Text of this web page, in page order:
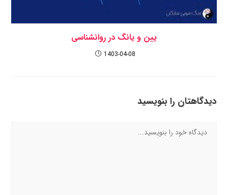
یین و یانگ در روانشناسی
1403-04-08
دیدگاهتان را بنویسید